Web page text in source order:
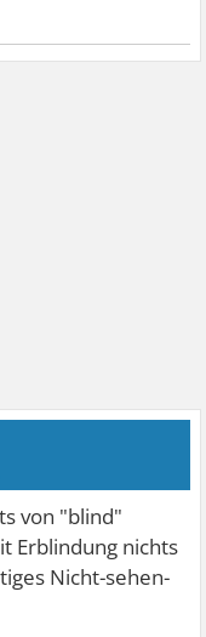
von "blind"
Erblindung nichts
Nicht-sehen-